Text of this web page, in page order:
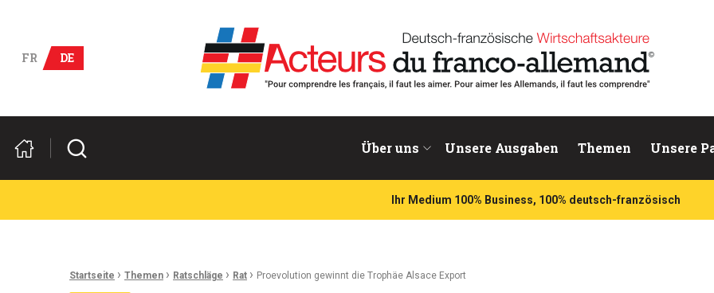
Deutsch-französische Wirtschaftsakteure
FR
DE
Über uns Unsere Ausgaben Themen Unsere
Suchen
Ihr Medium 100% Business, 100% deutsch-französisch
Ariadnefaden:
Startseite › Themen › Ratschläge › Rat › Proevolution gewinnt die Trophäe Alsace Export